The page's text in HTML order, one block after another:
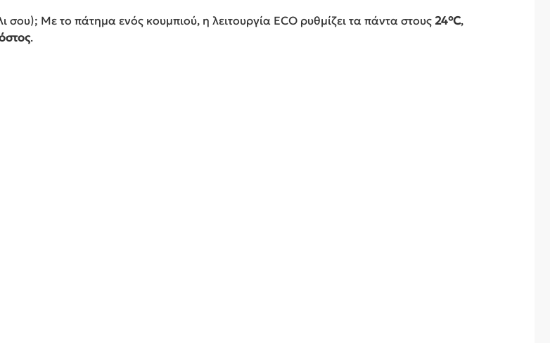
Με το πάτημα ενός κουμπιού, η λειτουργία ECO ρυθμίζει τα πάντα στους 24°C,
.